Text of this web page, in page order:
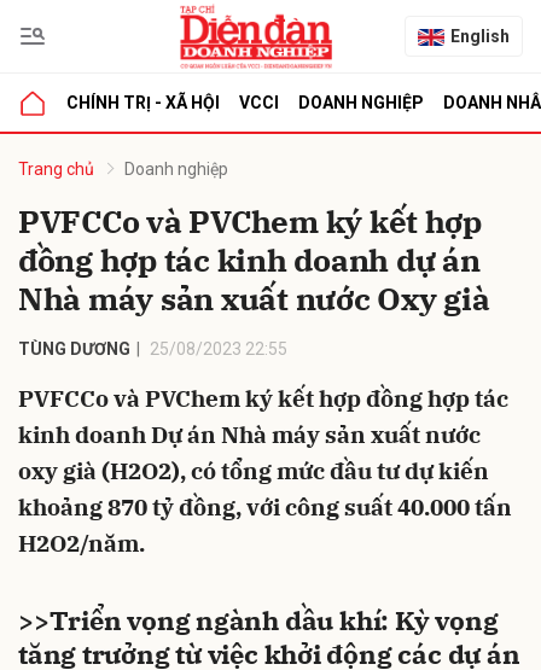
English
CHÍNH TRỊ - XÃ HỘI VCCI DOANH NGHIỆP DOANH
Trang chủ Doanh nghiệp
PVFCCo và PVChem ký kết hợp
đồng hợp tác kinh doanh dự án
Nhà máy sản xuất nước Oxy già
TÙNG DƯƠNG 25/08/2023 22:55
PVFCCo và PVChem ký kết hợp đồng hợp tác
kinh doanh Dự án Nhà máy sản xuất nước
oxy già (H2O2), có tổng mức đầu tư dự kiến
khoảng 870 tỷ đồng, với công suất 40.000 tấn
H2O2/năm.
>>Triển vọng ngành dầu khí: Kỳ vọng
tăng trưởng từ việc khởi động các dự án
luận
Hủy